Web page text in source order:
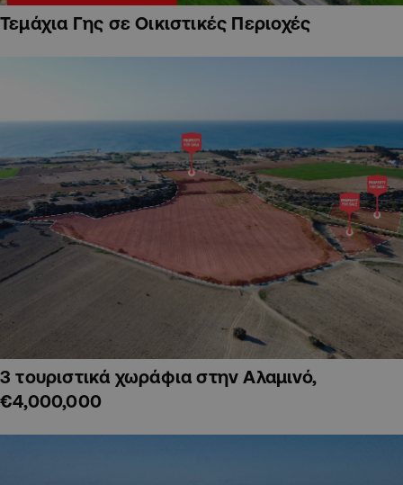
Τεμάχια Γης σε Οικιστικές Περιοχές
3 τουριστικά χωράφια στην Αλαμινό,
€4,000,000